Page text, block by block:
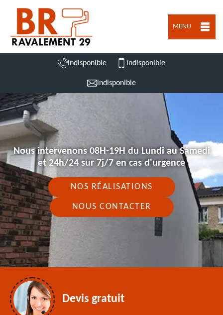
MENU
indisponible indisponible
indisponible
Nous intervenons 08H-19H du Lundi au Samedi
et 24h/24 sur 7j/7 en cas d'urgence
NOS RÉALISATIONS
NOUS CONTACTER
Devis gratuit